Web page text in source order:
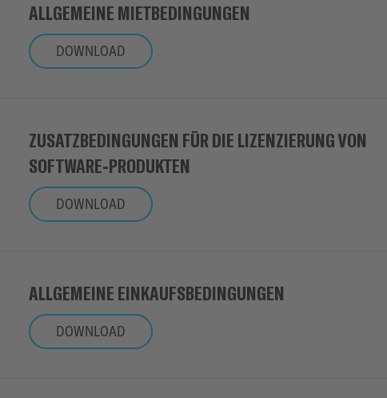
ALLGEMEINE MIETBEDINGUNGEN
DOWNLOAD
ZUSATZBEDINGUNGEN FÜR DIE LIZENZIERUNG VON
SOFTWARE-PRODUKTEN
DOWNLOAD
ALLGEMEINE EINKAUFSBEDINGUNGEN
DOWNLOAD